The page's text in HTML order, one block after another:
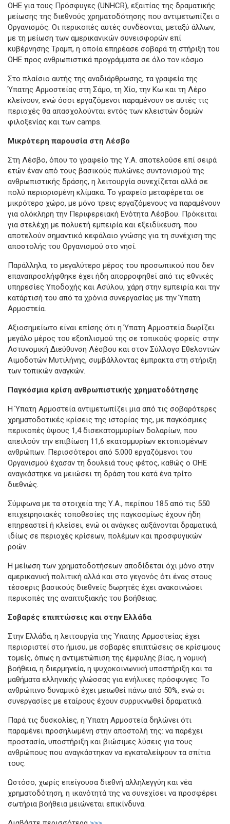
ΟΗΕ για τους Πρόσφυγες (UNHCR), εξαιτίας της δραματικής
μείωσης της διεθνούς χρηματοδότησης που αντιμετωπίζει ο
Οργανισμός. Οι περικοπές αυτές συνδέονται, μεταξύ άλλων,
με τη μείωση των αμερικανικών συνεισφορών επί
κυβέρνησης Τραμπ, η οποία επηρέασε σοβαρά τη στήριξη του
ΟΗΕ προς ανθρωπιστικά προγράμματα σε όλο τον κόσμο.
Στο πλαίσιο αυτής της αναδιάρθρωσης, τα γραφεία της
Ύπατης Αρμοστείας στη Σάμο, τη Χίο, την Κω και τη Λέρο
κλείνουν, ενώ όσοι εργαζόμενοι παραμένουν σε αυτές τις
περιοχές θα απασχολούνται εντός των κλειστών δομών
φιλοξενίας και των camps.
Μικρότερη παρουσία στη Λέσβο
Στη Λέσβο, όπου το γραφείο της Υ.Α. αποτελούσε επί σειρά
ετών έναν από τους βασικούς πυλώνες συντονισμού της
ανθρωπιστικής δράσης, η λειτουργία συνεχίζεται αλλά σε
πολύ περιορισμένη κλίμακα. Το γραφείο μεταφέρεται σε
μικρότερο χώρο, με μόνο τρεις εργαζόμενους να παραμένουν
για ολόκληρη την Περιφερειακή Ενότητα Λέσβου. Πρόκειται
για στελέχη με πολυετή εμπειρία και εξειδίκευση, που
αποτελούν σημαντικό κεφάλαιο γνώσης για τη συνέχιση της
αποστολής του Οργανισμού στο νησί.
Παράλληλα, το μεγαλύτερο μέρος του προσωπικού που δεν
επαναπροσλήφθηκε έχει ήδη απορροφηθεί από τις εθνικές
υπηρεσίες Υποδοχής και Ασύλου, χάρη στην εμπειρία και την
κατάρτισή του από τα χρόνια συνεργασίας με την Ύπατη
Αρμοστεία.
Αξιοσημείωτο είναι επίσης ότι η Ύπατη Αρμοστεία δωρίζει
μεγάλο μέρος του εξοπλισμού της σε τοπικούς φορείς: στην
Αστυνομική Διεύθυνση Λέσβου και στον Σύλλογο Εθελοντών
Αιμοδοτών Μυτιλήνης, συμβάλλοντας έμπρακτα στη στήριξη
των τοπικών αναγκών.
Παγκόσμια κρίση ανθρωπιστικής χρηματοδότησης
Η Ύπατη Αρμοστεία αντιμετωπίζει μια από τις σοβαρότερες
χρηματοδοτικές κρίσεις της ιστορίας της, με παγκόσμιες
περικοπές ύψους 1,4 δισεκατομμυρίων δολαρίων, που
απειλούν την επιβίωση 11,6 εκατομμυρίων εκτοπισμένων
ανθρώπων. Περισσότεροι από 5.000 εργαζόμενοι του
Οργανισμού έχασαν τη δουλειά τους φέτος, καθώς ο ΟΗΕ
αναγκάστηκε να μειώσει τη δράση του κατά ένα τρίτο
διεθνώς.
Σύμφωνα με τα στοιχεία της Υ.Α., περίπου 185 από τις 550
επιχειρησιακές τοποθεσίες της παγκοσμίως έχουν ήδη
επηρεαστεί ή κλείσει, ενώ οι ανάγκες αυξάνονται δραματικά,
ιδίως σε περιοχές κρίσεων, πολέμων και προσφυγικών
ροών.
Η μείωση των χρηματοδοτήσεων αποδίδεται όχι μόνο στην
αμερικανική πολιτική αλλά και στο γεγονός ότι ένας στους
τέσσερις βασικούς διεθνείς δωρητές έχει ανακοινώσει
περικοπές της αναπτυξιακής του βοήθειας.
Σοβαρές επιπτώσεις και στην Ελλάδα
Στην Ελλάδα, η λειτουργία της Ύπατης Αρμοστείας έχει
περιοριστεί στο ήμισυ, με σοβαρές επιπτώσεις σε κρίσιμους
τομείς, όπως η αντιμετώπιση της έμφυλης βίας, η νομική
βοήθεια, η διερμηνεία, η ψυχοκοινωνική υποστήριξη και τα
μαθήματα ελληνικής γλώσσας για ενήλικες πρόσφυγες. Το
ανθρώπινο δυναμικό έχει μειωθεί πάνω από 50%, ενώ οι
συνεργασίες με εταίρους έχουν συρρικνωθεί δραματικά.
Παρά τις δυσκολίες, η Ύπατη Αρμοστεία δηλώνει ότι
παραμένει προσηλωμένη στην αποστολή της: να παρέχει
προστασία, υποστήριξη και βιώσιμες λύσεις για τους
ανθρώπους που αναγκάστηκαν να εγκαταλείψουν τα σπίτια
τους.
Ωστόσο, χωρίς επείγουσα διεθνή αλληλεγγύη και νέα
χρηματοδότηση, η ικανότητά της να συνεχίσει να προσφέρει
σωτήρια βοήθεια μειώνεται επικίνδυνα.